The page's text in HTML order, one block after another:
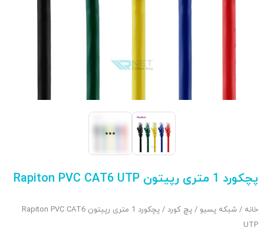
پچکورد 1 متری رپیتون Rapiton PVC CAT6 UTP
خانه / شبکه پسیو / پچ کورد
/ پچکورد 1 متری رپیتون Rapiton PVC CAT6
UTP